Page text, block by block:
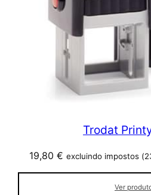
Trodat
19,80 € excluindo impostos (
Ver